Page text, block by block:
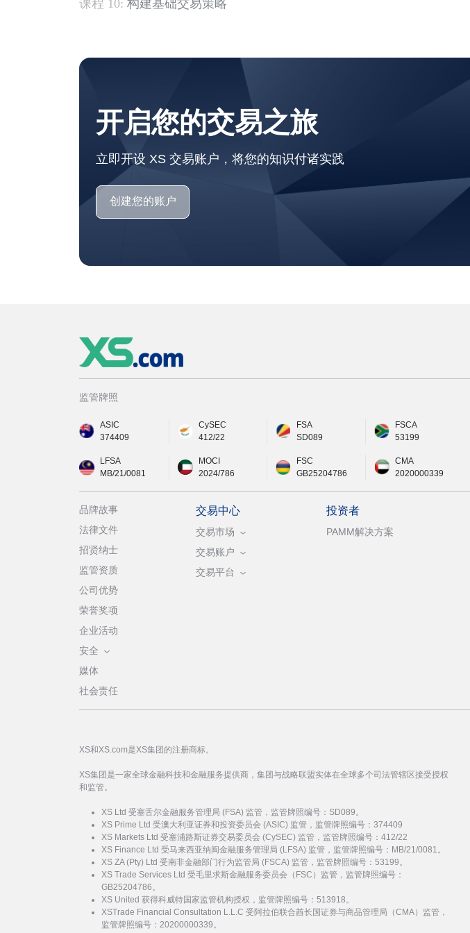
课程 10: 构建基础交易策略
开启您的交易之旅
立即开设 XS 交易账户，将您的知识付诸实践
创建您的账户
监管牌照
ASIC
374409
CySEC
412/22
FSA
SD089
FSCA
53199
LFSA
MB/21/0081
MOCI
2024/786
FSC
GB25204786
CMA
2020000339
品牌故事
法律文件
招贤纳士
监管资质
公司优势
荣誉奖项
企业活动
安全
媒体
社会责任
交易中心
交易市场
交易账户
交易平台
投资者
PAMM解决方案
XS和XS.com是XS集团的注册商标。
XS集团是一家全球金融科技和金融服务提供商，集团与战略联盟实体在全球多个司法管辖区接受授权
和监管。
XS Ltd 受塞舌尔金融服务管理局 (FSA) 监管，监管牌照编号：SD089。
XS Prime Ltd 受澳大利亚证券和投资委员会 (ASIC) 监管，监管牌照编号：374409
XS Markets Ltd 受塞浦路斯证券交易委员会 (CySEC) 监管，监管牌照编号：412/22
XS Finance Ltd 受马来西亚纳闽金融服务管理局 (LFSA) 监管，监管牌照编号：MB/21/0081。
XS ZA (Pty) Ltd 受南非金融部门行为监管局 (FSCA) 监管，监管牌照编号：53199。
XS Trade Services Ltd 受毛里求斯金融服务委员会（FSC）监管，监管牌照编号：
GB25204786。
XS United 获得科威特国家监管机构授权，监管牌照编号：513918。
XSTrade Financial Consultation L.L.C 受阿拉伯联合酋长国证券与商品管理局（CMA）监管，
监管牌照编号：20200000339。